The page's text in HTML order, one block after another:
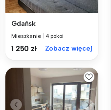
Gdańsk
Mieszkanie 4 pokoi
1 250 zł Zobacz więcej